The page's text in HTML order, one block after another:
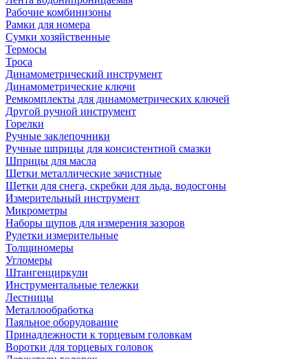
Рабочие комбинизоны
Рамки для номера
Сумки хозяйственные
Термосы
Троса
Динамометрический инструмент
Динамометрические ключи
Ремкомплекты для динамометрических ключей
Другой ручной инструмент
Горелки
Ручные заклепочники
Ручные шприцы для консистентной смазки
Шприцы для масла
Щетки металлические зачистные
Щетки для снега, скребки для льда, водосгоны
Измерительный инструмент
Микрометры
Наборы щупов для измерения зазоров
Рулетки измерительные
Толщиномеры
Угломеры
Штангенциркули
Инструментальные тележки
Лестницы
Металлообработка
Паяльное оборудование
Принадлежности к торцевым головкам
Воротки для торцевых головок